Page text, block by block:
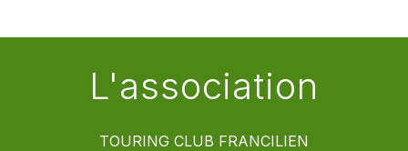
L'association
TOURING CLUB FRANCILIEN